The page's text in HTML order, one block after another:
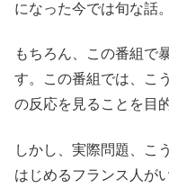
になった今では旬な話。
もちろん、この番組で
す。この番組では、こ
の反応を見ることを目
しかし、実際問題、こ
はじめるフランス人が